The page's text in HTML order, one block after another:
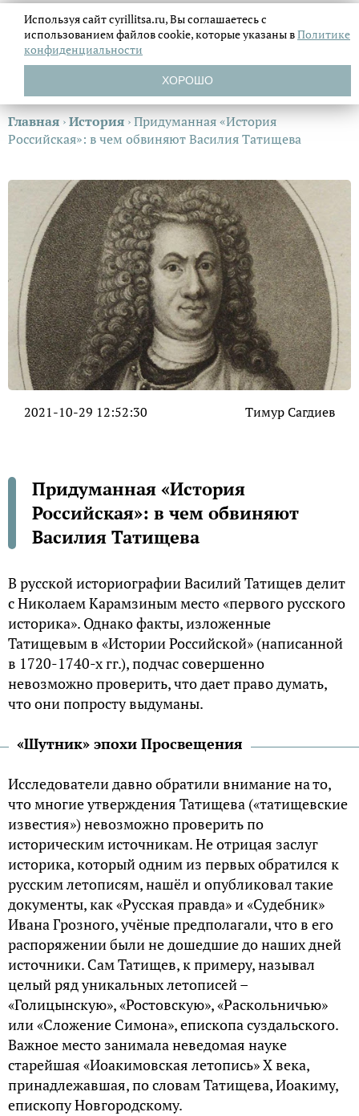
Главная ›История ›Придуманная «История
Российская»: в чем обвиняют Василия Татищева
2021-10-29 12:52:30 Тимур Сагдиев
Придуманная «История
Российская»: в чем обвиняют
Василия Татищева
В русской историографии Василий Татищев делит
с Николаем Карамзиным место «первого русского
историка». Однако факты, изложенные
Татищевым в «Истории Российской» (написанной
в 1720-1740-х гг.), подчас совершенно
невозможно проверить, что дает право думать,
что они попросту выдуманы.
«Шутник» эпохи Просвещения
Исследователи давно обратили внимание на то,
что многие утверждения Татищева («татищевские
известия») невозможно проверить по
историческим источникам. Не отрицая заслуг
историка, который одним из первых обратился к
русским летописям, нашёл и опубликовал такие
документы, как «Русская правда» и «Судебник»
Ивана Грозного, учёные предполагали, что в его
распоряжении были не дошедшие до наших дней
источники. Сам Татищев, к примеру, называл
целый ряд уникальных летописей –
«Голицынскую», «Ростовскую», «Раскольничью»
или «Сложение Симона», епископа суздальского.
Важное место занимала неведомая науке
старейшая «Иоакимовская летопись» X века,
принадлежавшая, по словам Татищева, Иоакиму,
епископу Новгородскому.
Используя сайт cyrillitsa.ru, Вы соглашаетесь с
использованием файловcookie, которые указаны вПолитике
конфиденциальности
ХОРОШО